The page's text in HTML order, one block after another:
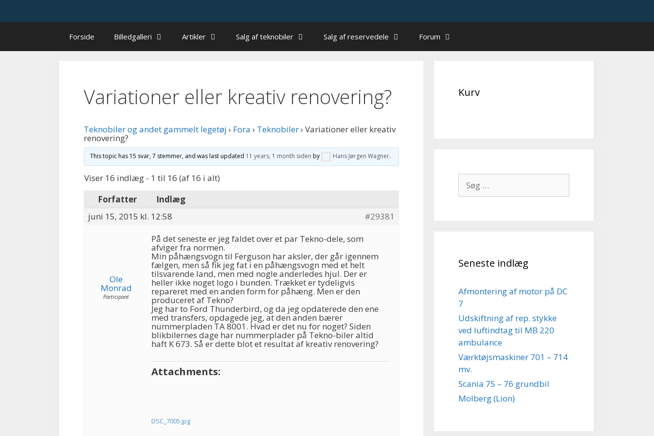
Forside Billedgalleri Artikler Salg af teknobiler Salg af reservedele Forum
Variationer eller kreativ renovering?
Teknobiler og andet gammelt legetøj › Fora › Teknobiler› Variationer eller kreativ
renovering?
This topic has 15 svar, 7 stemmer, and was last updated 11 years, 1 month siden by Hans Jørgen Wagner.
Viser 16 indlæg - 1 til 16 (af 16 i alt)
Forfatter
Indlæg
juni 15, 2015 kl. 12:58
#29381
Ole
Monrad
Participant
På det seneste er jeg faldet over et par Tekno-dele, som
afviger fra normen.
Min påhængsvogn til Ferguson har aksler, der går igennem
fælgen, men så fik jeg fat i en påhængsvogn med et helt
tilsvarende land, men med nogle anderledes hjul. Der er
heller ikke noget logo i bunden. Trækket er tydeligvis
repareret med en anden form for påhæng. Men er den
produceret af Tekno?
Jeg har to Ford Thunderbird, og da jeg opdaterede den ene
med transfers, opdagede jeg, at den anden bærer
nummerpladen TA 8001. Hvad er det nu for noget? Siden
blikbilernes dage har nummerplader på Tekno-biler altid
haft K 673. Så er dette blot et resultat af kreativ renovering?
Attachments:
DSC_7005.jpg
Kurv
efter:
Seneste indlæg
Afmontering af motor på DC
7
Udskiftning af rep. stykke
ved luftindtag til MB 220
ambulance
Værktøjsmaskiner 701 – 714
mv.
Scania 75 – 76 grundbil
Molberg (Lion)